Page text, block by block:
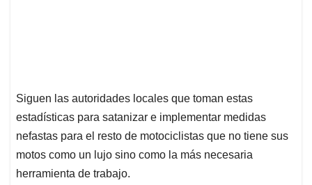
Siguen las autoridades locales que toman estas
estadísticas para satanizar e implementar medidas
nefastas para el resto de motociclistas que no tiene sus
motos como un lujo sino como la más necesaria
herramienta de trabajo.